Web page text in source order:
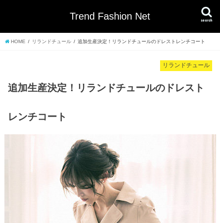
Trend Fashion Net search
HOME リランドチュール 追加生産決定！リランドチュールのドレストレンチコート
リランドチュール
追加生産決定！リランドチュールのドレスト
レンチコート